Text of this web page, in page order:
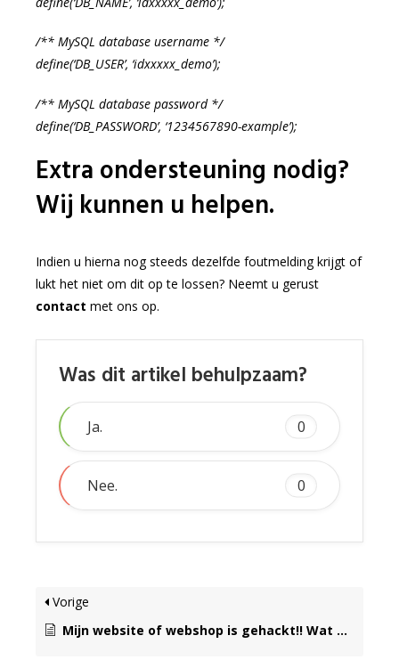
/** MySQL database username */
define(‘DB_USER’, ‘idxxxxx_demo’);
/** MySQL database password */
define(‘DB_PASSWORD’, ‘1234567890-example’);
Extra ondersteuning nodig?
Wij kunnen u helpen.
Indien u hierna nog steeds dezelfde foutmelding krijgt of
lukt het niet om dit op te lossen? Neemt u gerust
contact met ons op.
Was dit artikel behulpzaam?
Ja. 0
Nee. 0
Vorige
Mijn website of webshop is gehackt!! Wat nu?!